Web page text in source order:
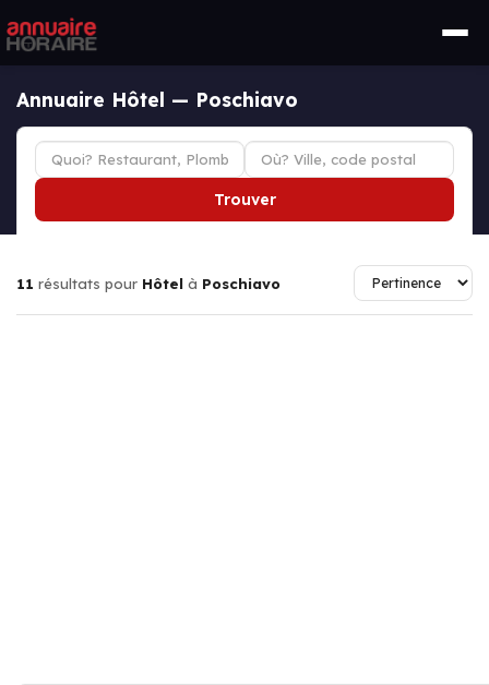
Annuaire Hôtel — Poschiavo
Trouver
11 résultats pour Hôtel à Poschiavo